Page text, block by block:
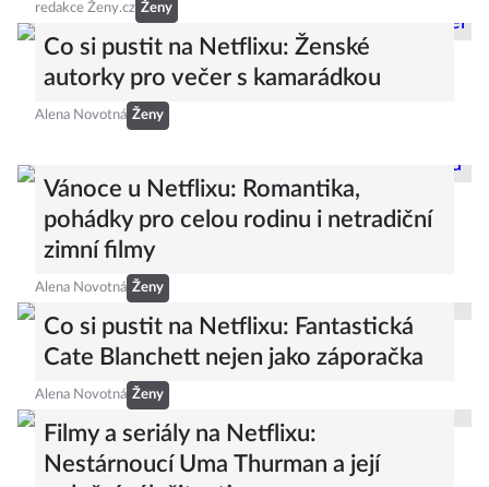
redakce Ženy.cz Ženy
Co si pustit na Netflixu: Ženské
autorky pro večer s kamarádkou
Alena Novotná Ženy
Vánoce u Netflixu: Romantika,
pohádky pro celou rodinu i netradiční
zimní filmy
Alena Novotná Ženy
Co si pustit na Netflixu: Fantastická
Cate Blanchett nejen jako záporačka
Alena Novotná Ženy
Filmy a seriály na Netflixu:
Nestárnoucí Uma Thurman a její